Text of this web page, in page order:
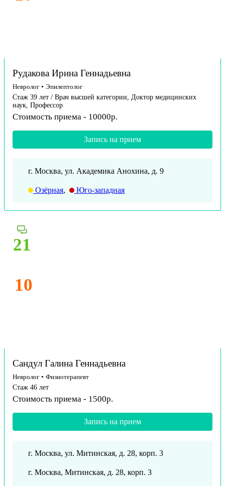
Рудакова Ирина Геннадьевна
Невролог • Эпилептолог
Стаж 39 лет / Врач высшей категории, Доктор медицинских
наук, Профессор
Стоимость приема - 10000р.
Запись на прием
г. Москва, ул. Академика Анохина, д. 9
Озёрная, Юго-западная
21
10
Сандул Галина Геннадьевна
Невролог • Физиотерапевт
Стаж 46 лет
Стоимость приема - 1500р.
Запись на прием
г. Москва, ул. Митинская, д. 28, корп. 3
г. Москва, Митинская, д. 28, корп. 3